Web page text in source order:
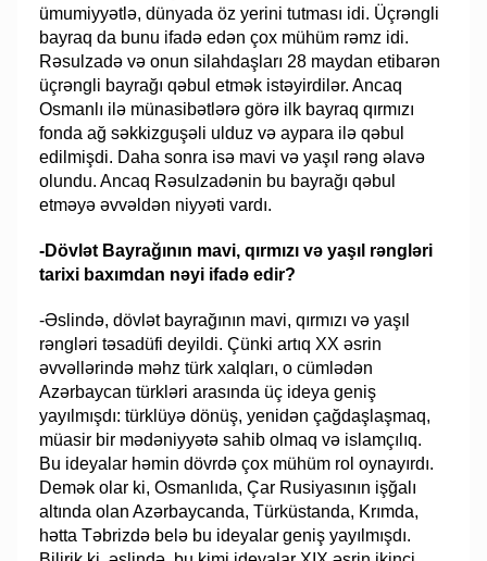
ümumiyyətlə, dünyada öz yerini tutması idi. Üçrəngli
bayraq da bunu ifadə edən çox mühüm rəmz idi.
Rəsulzadə və onun silahdaşları 28 maydan etibarən
üçrəngli bayrağı qəbul etmək istəyirdilər. Ancaq
Osmanlı ilə münasibətlərə görə ilk bayraq qırmızı
fonda ağ səkkizguşəli ulduz və aypara ilə qəbul
edilmişdi. Daha sonra isə mavi və yaşıl rəng əlavə
olundu. Ancaq Rəsulzadənin bu bayrağı qəbul
etməyə əvvəldən niyyəti vardı.
-Dövlət Bayrağının mavi, qırmızı və yaşıl rəngləri
tarixi baxımdan nəyi ifadə edir?
-Əslində, dövlət bayrağının mavi, qırmızı və yaşıl
rəngləri təsadüfi deyildi. Çünki artıq XX əsrin
əvvəllərində məhz türk xalqları, o cümlədən
Azərbaycan türkləri arasında üç ideya geniş
yayılmışdı: türklüyə dönüş, yenidən çağdaşlaşmaq,
müasir bir mədəniyyətə sahib olmaq və islamçılıq.
Bu ideyalar həmin dövrdə çox mühüm rol oynayırdı.
Demək olar ki, Osmanlıda, Çar Rusiyasının işğalı
altında olan Azərbaycanda, Türküstanda, Krımda,
hətta Təbrizdə belə bu ideyalar geniş yayılmışdı.